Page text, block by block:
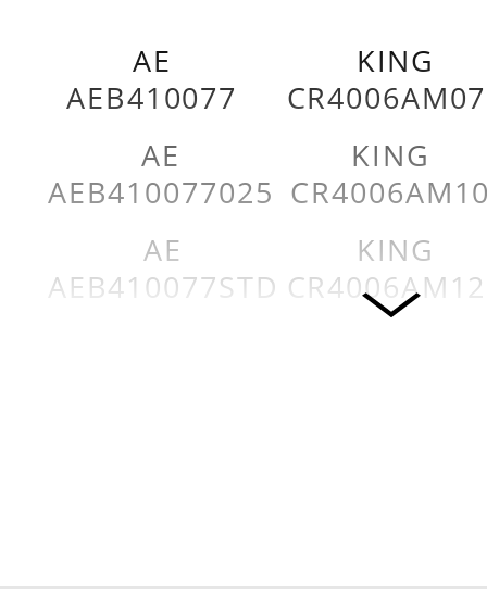
AE
AEB410077
AE
AEB410077025
AE
AEB410077STD
KING
KING
KING